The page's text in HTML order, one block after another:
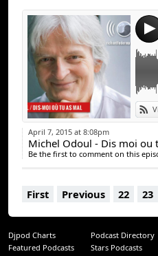
Le
4
pour
April 7, 2015 at 8:08pm
Michel Odoul - Dis moi ou
Be the first to comment on this
First Previous 22 23
Djpod Charts Podcast Directory
Featured Podcasts
Stars Podcasts